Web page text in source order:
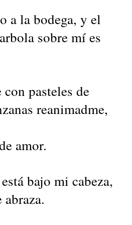
a la bodega, y el
sobre mí es
pasteles de
reanimadme,
amor.
bajo mi cabeza,